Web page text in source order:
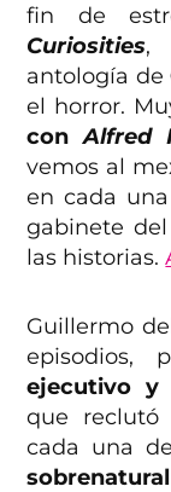
fin de
Curiosities,
antología de
el horror.
conAlfred
vemos al
en cada
gabinete
las historias.
Guillermo
episodios,
ejecutivo y
que reclutó
cada una